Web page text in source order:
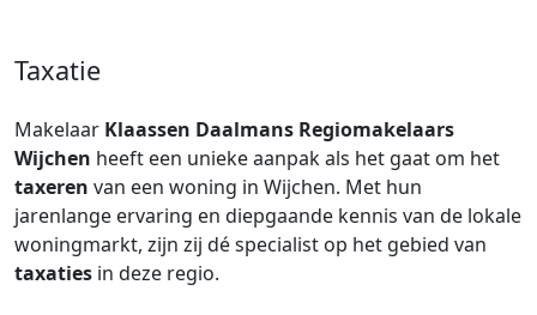
Taxatie
Makelaar Klaassen Daalmans Regiomakelaars
Wijchen heeft een unieke aanpak als het gaat om het
taxeren van een woning in Wijchen. Met hun
jarenlange ervaring en diepgaande kennis van de lokale
woningmarkt, zijn zij dé specialist op het gebied van
taxaties in deze regio.